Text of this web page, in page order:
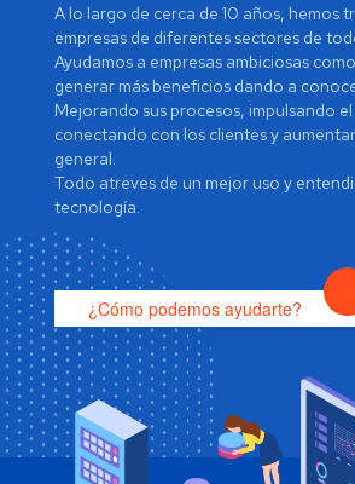
A lo largo de cerca de 10 años, hemos
empresas de diferentes sectores de
Ayudamos a empresas ambiciosas
generar más beneficios dando a
Mejorando sus procesos, impulsando
conectando con los clientes y
general.
Todo atreves de un mejor uso y
tecnología.
¿Cómo podemos ayudarte?